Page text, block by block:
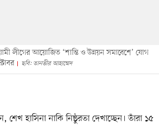
লীগের আয়োজিত ‘শান্তি ও উন্নয়ন সমাবেশে’ যোগ
ছবি: তানভীর আহাম্মেদ
হাসিনা নাকি নিষ্ঠুরতা দেখাচ্ছেন। তাঁরা ১৫